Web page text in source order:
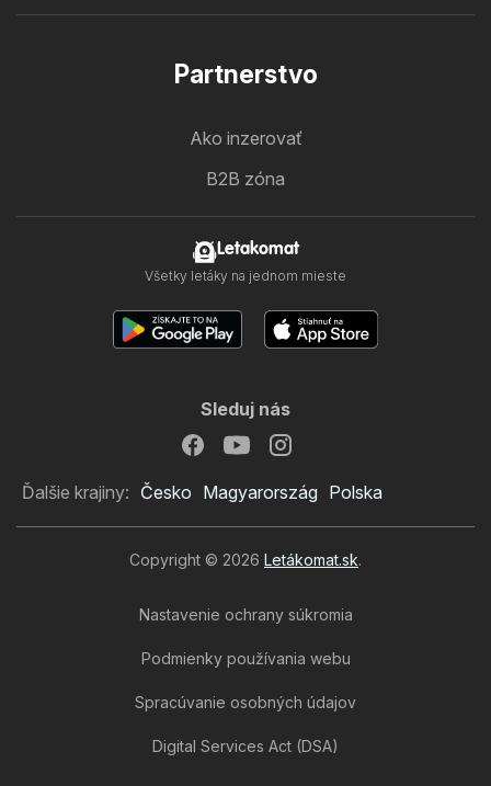
Partnerstvo
Ako inzerovať
B2B zóna
Letakomat
Všetky letáky na jednom mieste
Sleduj nás
Ďalšie krajiny: Česko Magyarország Polska
Copyright © 2026 Letákomat.sk.
Nastavenie ochrany súkromia
Podmienky používania webu
Spracúvanie osobných údajov
Digital Services Act (DSA)